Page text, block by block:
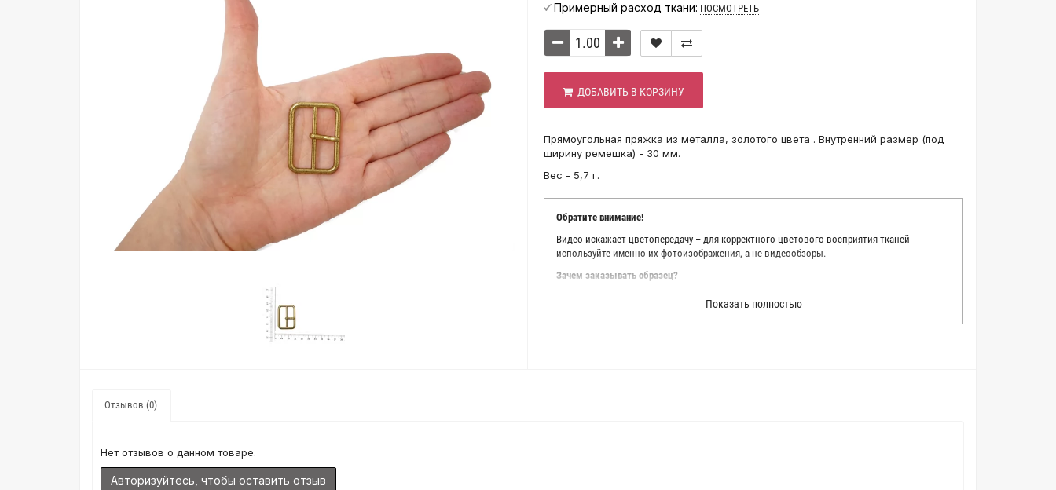
Примерный расход ткани: ПОСМОТРЕТЬ
ДОБАВИТЬ В КОРЗИНУ
Прямоугольная пряжка из металла, золотого цвета . Внутренний размер (под
ширину ремешка) - 30 мм.
Вес - 5,7 г.
Обратите внимание!
Видео искажает цветопередачу – для корректного цветового восприятия тканей
используйте именно их фотоизображения, а не видеообзоры.
Зачем заказывать образец?
Мы делаем все возможное, чтобы точно описать цвет каждой ткани из нашего каталога.
Мы осматриваем и фотографируем каждую ткань в естественном свете, стараемся
находить только правильные цветовые условия и описания. Но несмотря на наши
Показать полностью
Отзывов (0)
Нет отзывов о данном товаре.
Авторизуйтесь, чтобы оставить отзыв